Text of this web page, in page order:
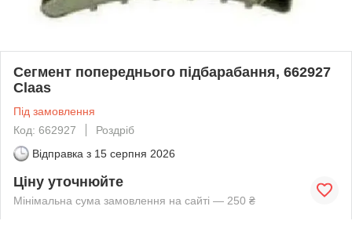
Сегмент попереднього підбарабання, 662927
Claas
Під замовлення
Код: 662927
Роздріб
Відправка з 15 серпня 2026
Ціну уточнюйте
Мінімальна сума замовлення на сайті — 250 ₴